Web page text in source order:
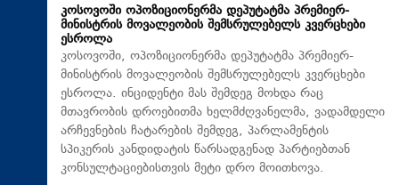
კოსოვოში ოპოზიციონერმა დეპუტატმა პრემიერ-
მინისტრის მოვალეობის შემსრულებელს კვერცხები
ესროლა
კოსოვოში, ოპოზიციონერმა დეპუტატმა პრემიერ-
მინისტრის მოვალეობის შემსრულებელს კვერცხები
ესროლა. ინციდენტი მას შემდეგ მოხდა რაც
მთავრობის დროებითმა ხელმძღვანელმა, ვადამდელი
არჩევნების ჩატარების შემდეგ, პარლამენტის
სპიკერის კანდიდატის წარსადგენად პარტიებთან
კონსულტაციებისთვის მეტი დრო მოითხოვა.